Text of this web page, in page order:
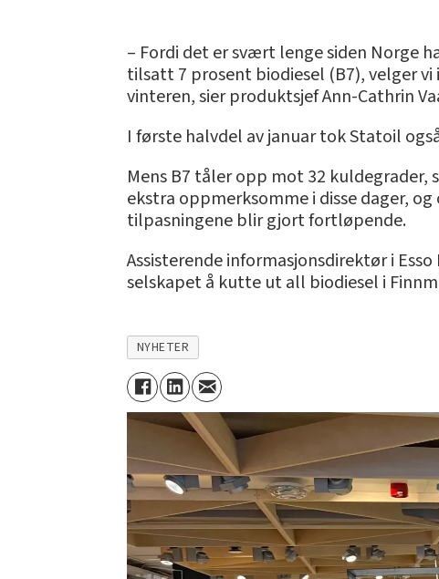
– Fordi det er svært lenge siden Norge
tilsatt 7 prosent biodiesel (B7), velger
vinteren, sier produktsjef Ann-Cathrin
I første halvdel av januar tok Statoil
Mens B7 tåler opp mot 32 kuldegrader,
ekstra oppmerksomme i disse dager,
tilpasningene blir gjort fortløpende.
Assisterende informasjonsdirektør i
selskapet å kutte ut all biodiesel i
NYHETER